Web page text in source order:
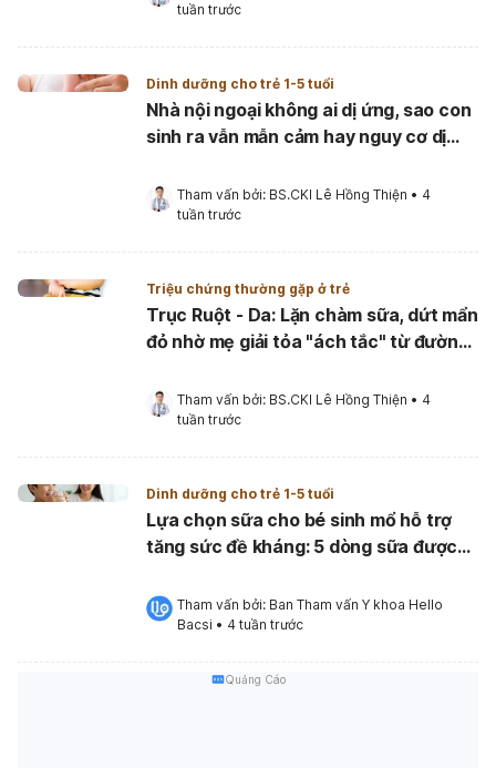
tuần trước
Dinh dưỡng cho trẻ 1-5 tuổi
Nhà nội ngoại không ai dị ứng, sao con
sinh ra vẫn mẫn cảm hay nguy cơ dị
Tham vấn bởi: BS.CKI Lê Hồng Thiện • 4
tuần trước
Triệu chứng thường gặp ở trẻ
Trục Ruột - Da: Lặn chàm sữa, dứt mẩn
đỏ nhờ mẹ giải tỏa "ách tắc" từ đường
Tham vấn bởi: BS.CKI Lê Hồng Thiện • 4
tuần trước
Dinh dưỡng cho trẻ 1-5 tuổi
Lựa chọn sữa cho bé sinh mổ hỗ trợ
tăng sức đề kháng: 5 dòng sữa được
Tham vấn bởi: Ban Tham vấn Y khoa Hello
Bacsi • 4 tuần trước
Quảng Cáo